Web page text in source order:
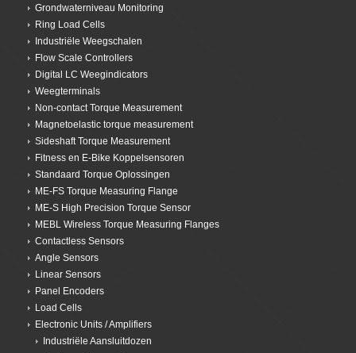
Grondwaterniveau Monitoring
Ring Load Cells
Industriële Weegschalen
Flow Scale Controllers
Digital LC Weegindicators
Weegterminals
Non-contact Torque Measurement
Magnetoelastic torque measurement
Sideshaft Torque Measurement
Fitness en E-Bike Koppelsensoren
Standaard Torque Oplossingen
ME-FS Torque Measuring Flange
ME-S High Precision Torque Sensor
MEBL Wireless Torque Measuring Flanges
Contactless Sensors
Angle Sensors
Linear Sensors
Panel Encoders
Load Cells
Electronic Units / Amplifiers
Industriële Aansluitdozen